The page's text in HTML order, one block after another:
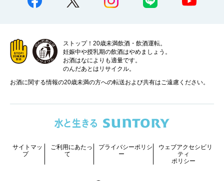
ストップ！20歳未満飲酒・飲酒運転。
妊娠中や授乳期の飲酒はやめましょう。
お酒はなによりも適量です。
のんだあとはリサイクル。
お酒に関する情報の20歳未満の方への転送および共有はご遠慮ください。
サイトマッ
プ
ご利用にあたっ
て
プライバシーポリシ
ー
ウェブアクセシビリ
ティ
ポリシー